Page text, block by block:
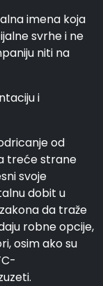
imena koja
svrhe i ne
niti na
i
od
treće strane
svoje
dobit u
da traže
robne opcije,
osim ako su